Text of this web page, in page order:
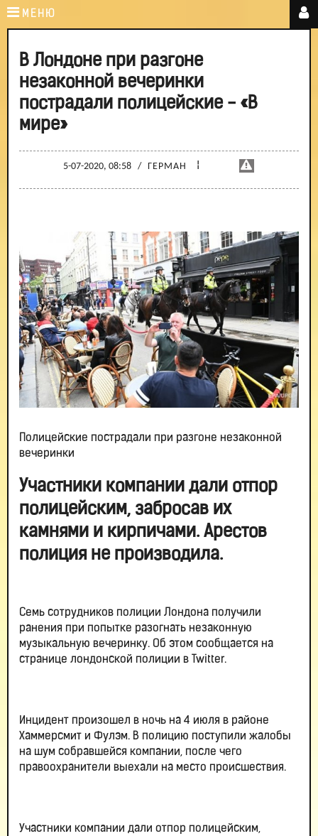
МЕНЮ
В Лондоне при разгоне
незаконной вечеринки
пострадали полицейские - «В
мире»
5-07-2020, 08:58 / ГЕРМАН ¦
Полицейские пострадали при разгоне незаконной
вечеринки
Участники компании дали отпор
полицейским, забросав их
камнями и кирпичами. Арестов
полиция не производила.
Семь сотрудников полиции Лондона получили
ранения при попытке разогнать незаконную
музыкальную вечеринку. Об этом сообщается на
странице лондонской полиции в Twitter.
Инцидент произошел в ночь на 4 июля в районе
Хаммерсмит и Фулэм. В полицию поступили жалобы
на шум собравшейся компании, после чего
правоохранители выехали на место происшествия.
Участники компании дали отпор полицейским,